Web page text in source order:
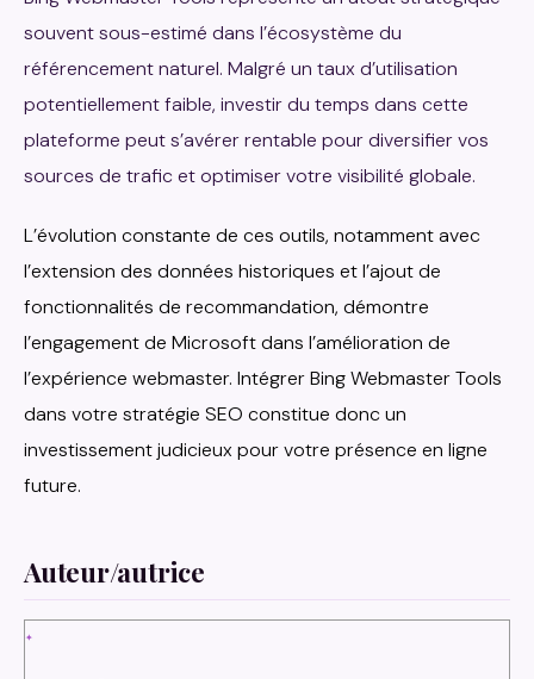
souvent sous-estimé dans l’écosystème du
référencement naturel. Malgré un taux d’utilisation
potentiellement faible, investir du temps dans cette
plateforme peut s’avérer rentable pour diversifier vos
sources de trafic et optimiser votre visibilité globale.
L’évolution constante de ces outils, notamment avec
l’extension des données historiques et l’ajout de
fonctionnalités de recommandation, démontre
l’engagement de Microsoft dans l’amélioration de
l’expérience webmaster. Intégrer Bing Webmaster Tools
dans votre stratégie SEO constitue donc un
investissement judicieux pour votre présence en ligne
future.
Auteur/autrice